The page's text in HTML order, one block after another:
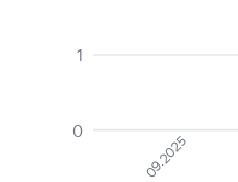
0
1
09.2025